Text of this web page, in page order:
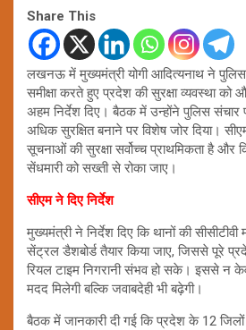
Share This
लखनऊ में मुख्यमंत्री योगी आदित्यनाथ ने पुलिस
समीक्षा करते हुए प्रदेश की सुरक्षा व्यवस्था
अहम निर्देश दिए। बैठक में उन्होंने पुलिस
अधिक सुरक्षित बनाने पर विशेष जोर दिया।
सूचनाओं की सुरक्षा सर्वोच्च प्राथमिकता है और
सेंधमारी को सख्ती से रोका जाए।
सीएम ने दिए निर्देश
मुख्यमंत्री ने निर्देश दिए कि थानों की
सेंट्रल डैशबोर्ड तैयार किया जाए, जिससे पूरे
रियल टाइम निगरानी संभव हो सके। इससे न
मदद मिलेगी बल्कि जवाबदेही भी बढ़ेगी।
बैठक में जानकारी दी गई कि प्रदेश के 12